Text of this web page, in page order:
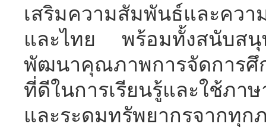
เสริมความสัมพันธ์และควา
และไทย พร้อมทั้งสนับสนุ
พัฒนาคุณภาพการจัดการศึ
ที่ดีในการเรียนรู้และใช้ภ
และระดมทรัพยากรจาก